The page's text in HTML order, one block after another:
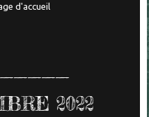
d'accueil
2022